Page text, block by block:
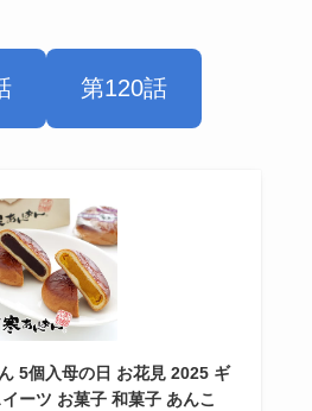
第120話
5個入母の日 お花見 2025 ギ
ーツ お菓子 和菓子 あんこ